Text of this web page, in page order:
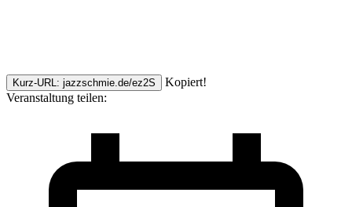
Kurz-URL: jazzschmie.de/ez2S
Kopiert!
Veranstaltung teilen: